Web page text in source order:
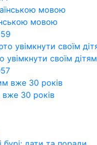
мовою
увімкнути своїм дітям
вже 30 років